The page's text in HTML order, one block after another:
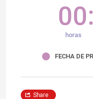
00
horas
FECHA DE
Share